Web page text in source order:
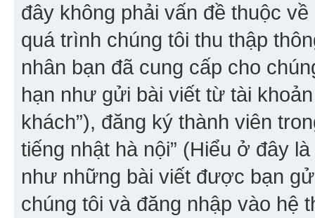
đây không phải vấn đề thuộc
quá trình chúng tôi thu thập
nhân bạn đã cung cấp cho
hạn như gửi bài viết từ tài
khách”), đăng ký thành viên
tiếng nhật hà nội” (Hiểu ở đây
như những bài viết được bạn
chúng tôi và đăng nhập vào hệ